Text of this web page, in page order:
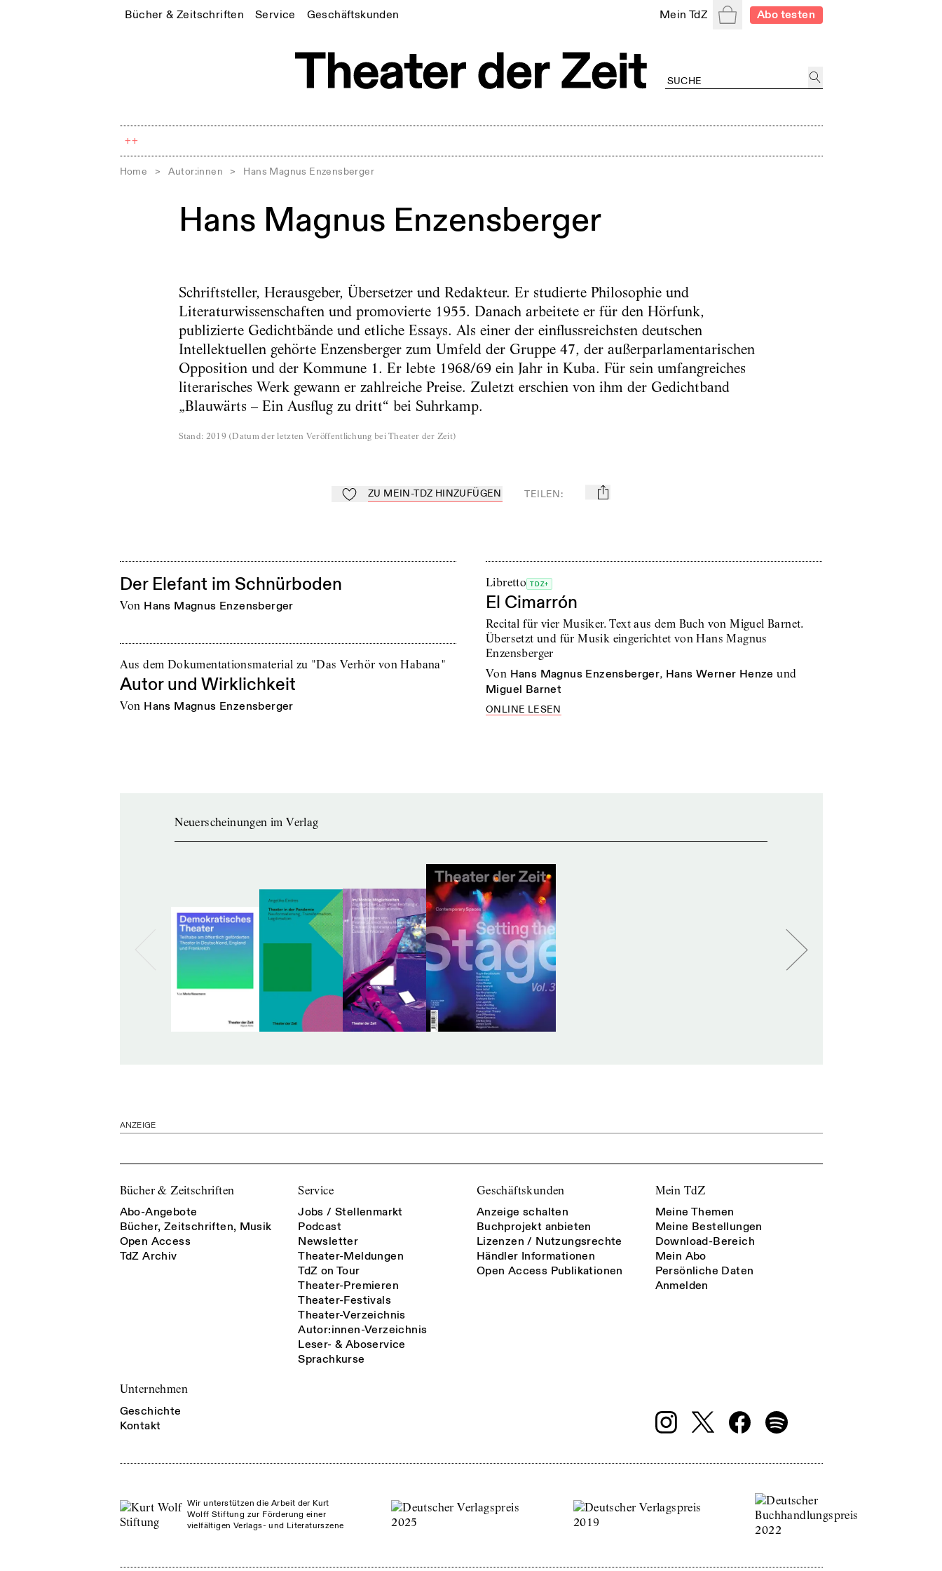
Bücher & Zeitschriften Service Geschäftskunden Mein TdZ WarenkorbAbo testen
++
Home > Autor:innen > Hans Magnus Enzensberger
Hans Magnus Enzensberger
Schriftsteller, Herausgeber, Übersetzer und Redakteur. Er studierte Philosophie und
Literaturwissenschaften und promovierte 1955. Danach arbeitete er für den Hörfunk,
publizierte Gedichtbände und etliche Essays. Als einer der einflussreichsten deutschen
Intellektuellen gehörte Enzensberger zum Umfeld der Gruppe 47, der außerparlamentarischen
Opposition und der Kommune 1. Er lebte 1968/69 ein Jahr in Kuba. Für sein umfangreiches
literarisches Werk gewann er zahlreiche Preise. Zuletzt erschien von ihm der Gedichtband
„Blauwärts – Ein Ausflug zu dritt“ bei Suhrkamp.
Stand: 2019 (Datum der letzten Veröffentlichung bei Theater der Zeit)
Zu Mein-TdZ hinzufügen
ZU MEIN-TDZ HINZUFÜGEN TEILEN: mail
Der Elefant im Schnürboden
von Hans Magnus Enzensberger
Libretto TDZ+
El Cimarrón
Recital für vier Musiker. Text aus dem Buch von Miguel Barnet.
Übersetzt und für Musik eingerichtet von Hans Magnus
Enzensberger
von Hans Magnus Enzensberger, Hans Werner Henze und
Miguel Barnet
ONLINE LESEN
Aus dem Dokumentationsmaterial zu "Das Verhör von Habana"
Autor und Wirklichkeit
von Hans Magnus Enzensberger
Neuerscheinungen im Verlag
ANZEIGE
Bücher & Zeitschriften
Abo-Angebote
Bücher, Zeitschriften, Musik
Open Access
TdZ Archiv
Service
Jobs / Stellenmarkt
Podcast
Newsletter
Theater-Meldungen
TdZ on Tour
Theater-Premieren
Theater-Festivals
Theater-Verzeichnis
Autor:innen-Verzeichnis
Leser- & Aboservice
Sprachkurse
Geschäftskunden
Anzeige schalten
Buchprojekt anbieten
Lizenzen / Nutzungsrechte
Händler Informationen
Open Access Publikationen
Mein TdZ
Meine Themen
Meine Bestellungen
Download-Bereich
Mein Abo
Persönliche Daten
Anmelden
Unternehmen
Geschichte
Kontakt
Wir unterstützen die Arbeit der Kurt
Wolff Stiftung zur Förderung einer
vielfältigen Verlags- und Literaturszene